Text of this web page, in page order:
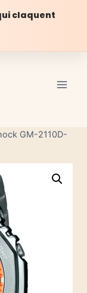
claquent
GM-2110D-